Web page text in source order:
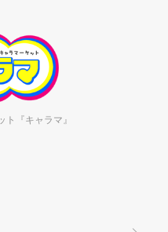
ト『キャラマ』